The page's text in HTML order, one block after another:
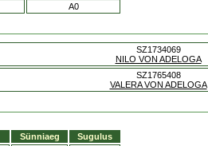
A0
SZ1734069
NILO VON ADELOGA
SZ1765408
VALERA VON ADELOGA
Sünniaeg
Sugulus